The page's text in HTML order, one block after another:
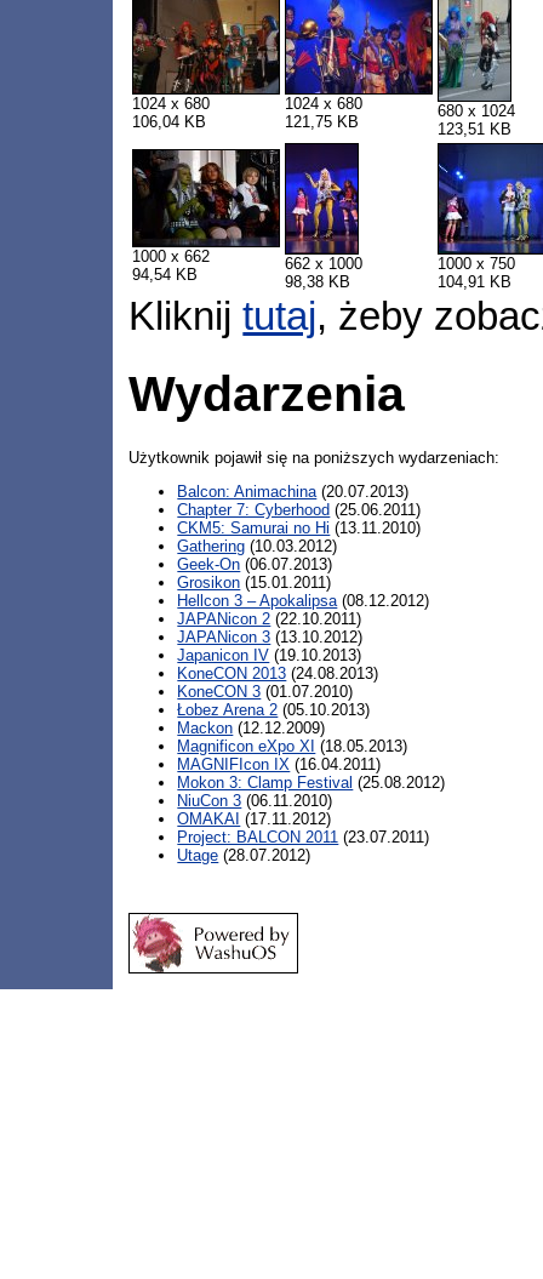
1024 x 680
106,04 KB
1024 x 680
121,75 KB
680 x 1024
123,51 KB
1000 x 662
94,54 KB
662 x 1000
98,38 KB
1000 x 750
104,91 KB
Kliknijtutaj, żeby
Wydarzenia
Użytkownik pojawił się na poniższych wydarzeniach:
Balcon: Animachina(20.07.2013)
Chapter 7: Cyberhood (25.06.2011)
CKM5: Samurai no Hi (13.11.2010)
Gathering (10.03.2012)
Geek-On (06.07.2013)
Grosikon (15.01.2011)
Hellcon 3 – Apokalipsa(08.12.2012)
JAPANicon 2 (22.10.2011)
JAPANicon 3 (13.10.2012)
Japanicon IV (19.10.2013)
KoneCON 2013 (24.08.2013)
KoneCON 3 (01.07.2010)
Łobez Arena 2 (05.10.2013)
Mackon (12.12.2009)
Magnificon eXpo XI (18.05.2013)
MAGNIFIcon IX (16.04.2011)
Mokon 3: Clamp Festival (25.08.2012)
NiuCon 3 (06.11.2010)
OMAKAI (17.11.2012)
Project: BALCON 2011 (23.07.2011)
Utage (28.07.2012)